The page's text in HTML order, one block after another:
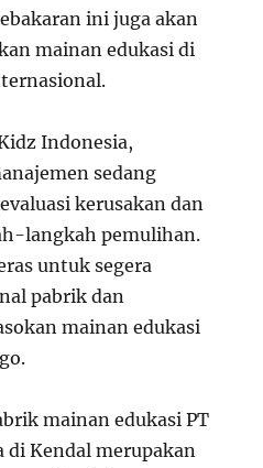
ini juga akan
mainan edukasi di
Indonesia,
sedang
kerusakan dan
langkah pemulihan.
untuk segera
pabrik dan
mainan edukasi
mainan edukasi PT
Kendal merupakan